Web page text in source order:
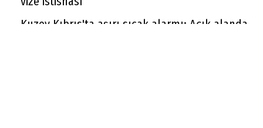
Kuzey Kıbrıs'ta aşırı sıcak alarmı: Açık alanda